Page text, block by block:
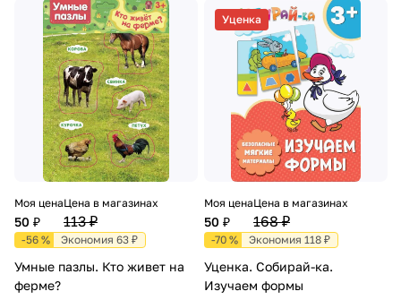
Моя цена
50 ₽
Цена в магазинах
113 ₽
-56 % Экономия 63 ₽
Умные пазлы. Кто живет на
ферме?
Уценка
Моя цена
50 ₽
Цена в магазинах
168 ₽
-70 % Экономия 118 ₽
Уценка. Собирай-ка.
Изучаем формы